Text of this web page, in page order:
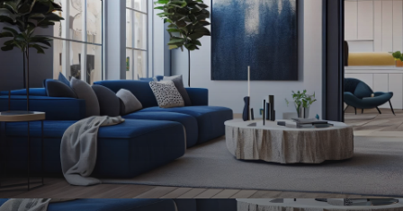
Acheter
Louer
Vendre
Gestion
locative
Agence